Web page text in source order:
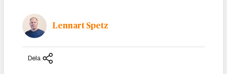
Lennart Spetz
Dela